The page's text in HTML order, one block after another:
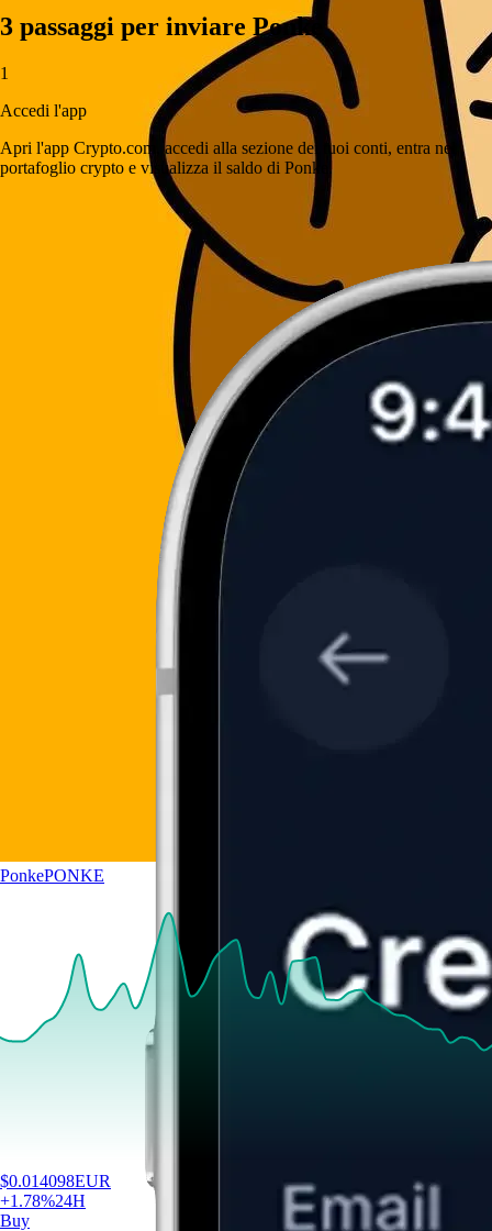
PonkePONKE
$0.014098EUR
+1.78%24H
Buy
3 passaggi per inviare Ponke
1
Accedi l'app
Apri l'app Crypto.com, accedi alla sezione dei tuoi conti, entra nel
portafoglio crypto e visualizza il saldo di Ponke.